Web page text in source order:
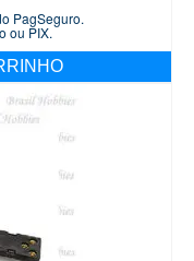
atual
é:
R$ 199,90.
PagSeguro.
ou PIX.